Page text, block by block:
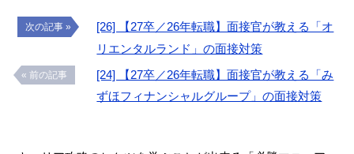
次の記事 »
[26] 【27卒／26年転職】面接官が教える「オ
リエンタルランド」の面接対策
« 前の記事
[24] 【27卒／26年転職】面接官が教える「み
ずほフィナンシャルグループ」の面接対策